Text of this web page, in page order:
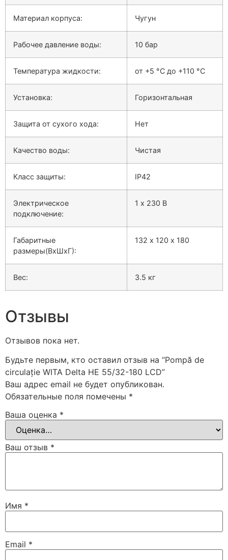
Материал корпуса: Чугун
Рабочее давление воды: 10 бар
Температура жидкости: от +5 °C до +110 °C
Установка: Горизонтальная
Защита от сухого хода: Нет
Качество воды: Чистая
Класс защиты: IP42
Электрическое
подключение:
1 х 230 В
Габаритные
размеры(ВхШхГ):
132 х 120 х 180
Вес: 3.5 кг
Отзывы
Отзывов пока нет.
Будьте первым, кто оставил отзыв на “Pompă de
circulație WITA Delta HE 55/32-180 LCD”
Ваш адрес email не будет опубликован.
Обязательные поля помечены *
Ваша оценка *
Ваш отзыв *
Имя *
Email *